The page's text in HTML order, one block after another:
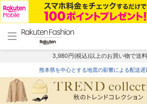
menu home
トップ
3,980円(税込)以上のお買い物で送料
熊本県を中心とする地震の影響による配送